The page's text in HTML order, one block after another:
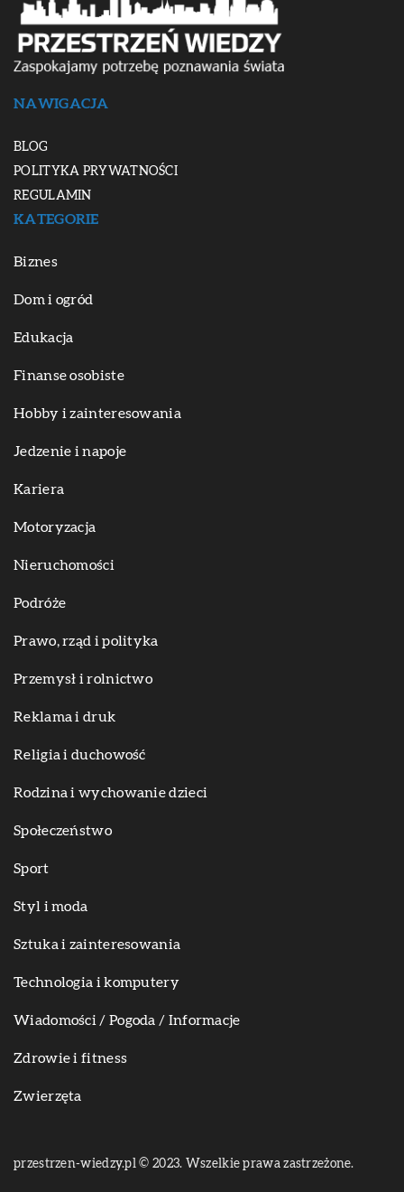
NAWIGACJA
BLOG
POLITYKA PRYWATNOŚCI
REGULAMIN
KATEGORIE
Biznes
Dom i ogród
Edukacja
Finanse osobiste
Hobby i zainteresowania
Jedzenie i napoje
Kariera
Motoryzacja
Nieruchomości
Podróże
Prawo, rząd i polityka
Przemysł i rolnictwo
Reklama i druk
Religia i duchowość
Rodzina i wychowanie dzieci
Społeczeństwo
Sport
Styl i moda
Sztuka i zainteresowania
Technologia i komputery
Wiadomości / Pogoda / Informacje
Zdrowie i fitness
Zwierzęta
przestrzen-wiedzy.pl © 2023. Wszelkie prawa zastrzeżone.